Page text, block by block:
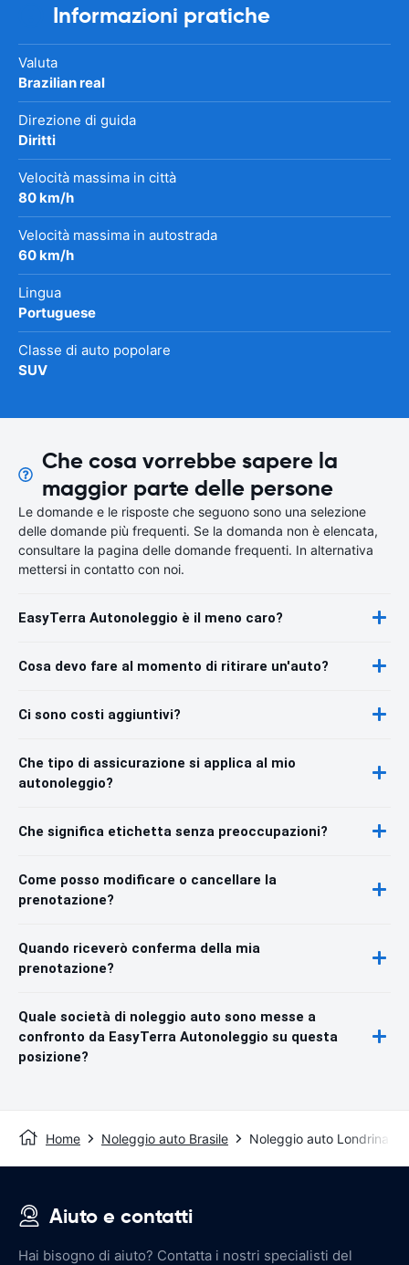
Informazioni pratiche
Valuta
Brazilian real
Direzione di guida
Diritti
Velocità massima in città
80 km/h
Velocità massima in autostrada
60 km/h
Lingua
Portuguese
Classe di auto popolare
SUV
Che cosa vorrebbe sapere la
maggior parte delle persone
Le domande e le risposte che seguono sono una selezione
delle domande più frequenti. Se la domanda non è elencata,
consultare la pagina delle domande frequenti. In alternativa
mettersi in contatto con noi.
EasyTerra Autonoleggio è il meno caro?
Cosa devo fare al momento di ritirare un'auto?
Ci sono costi aggiuntivi?
Che tipo di assicurazione si applica al mio
autonoleggio?
Che significa etichetta senza preoccupazioni?
Come posso modificare o cancellare la
prenotazione?
Quando riceverò conferma della mia
prenotazione?
Quale società di noleggio auto sono messe a
confronto da EasyTerra Autonoleggio su questa
posizione?
Home Noleggio auto Brasile Noleggio auto Londrina
Aiuto e contatti
Hai bisogno di aiuto? Contatta i nostri specialisti del